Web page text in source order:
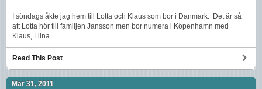
I söndags åkte jag hem till Lotta och Klaus som bor i Danmark. Det är så
att Lotta hör till familjen Jansson men bor numera i Köpenhamn med
Klaus, Liina …
Read This Post
Mar 31, 2011